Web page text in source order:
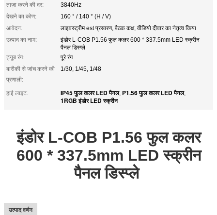
ताज़ा करने की दर:
3840Hz
देखने का कोण:
160 ° / 140 ° (H / V)
आवेदन:
लाइवस्ट्रीम est प्रसारण, बैठक कक्ष, वीडियो दीवार का नेतृत्व किया
उत्पाद का नाम:
इंडोर L-COB P1.56 फुल कलर 600 * 337.5mm LED स्क्रीन
पैनल डिस्प्ले
ट्यूब रंग:
पूरे रंग
बारीकी से जांच करने की
प्रणाली:
1/30, 1/45, 1/48
हाई लाइट: IP45 फुल कलर LED पैनल, P1.56 फुल कलर LED पैनल,
1RGB इंडोर LED स्क्रीन
इंडोर L-COB P1.56 फुल कलर
600 * 337.5mm LED स्क्रीन
पैनल डिस्प्ले
उत्पाद वर्णन